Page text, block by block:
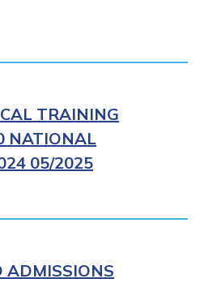
TRAINING
NATIONAL
05/2025
ADMISSIONS